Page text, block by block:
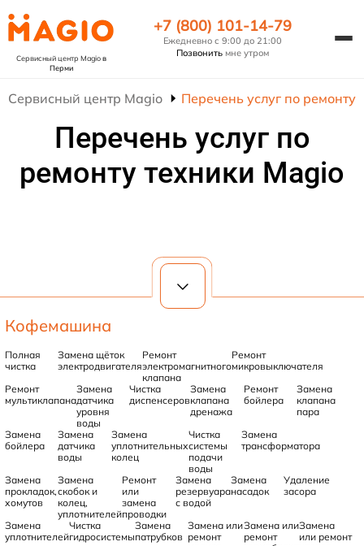
Сервисный центр Magioв
Перми
+7 (800) 101-14-79
Ежедневно с 9:00 до 21:00
Позвонить мне утром
Сервисный центр Magio Перечень услуг по ремонту
Перечень услуг по
ремонту техники Magio
Кофемашина
Полная
чистка
Замена щёток
электродвигателя
Ремонт
электромагнитного
клапана
Ремонт
микровыключателя
Ремонт
мультиклапана
Замена
датчика
уровня
воды
Чистка
диспенсеров
Замена
клапана
дренажа
Ремонт
бойлера
Замена
клапана
пара
Замена
бойлера
Замена
датчика
воды
Замена
уплотнительных
колец
Чистка
системы
подачи
воды
Замена
трансформатора
Замена
прокладок,
хомутов
Замена
скобок и
колец,
уплотнителей
Ремонт
или
замена
проводки
Замена
резервуара
с водой
Замена
насадок
Удаление
засора
Замена
уплотнителей
Чистка
гидросистемы
Замена
патрубков
Замена или
ремонт
Замена или
ремонт
Замена
или ремонт